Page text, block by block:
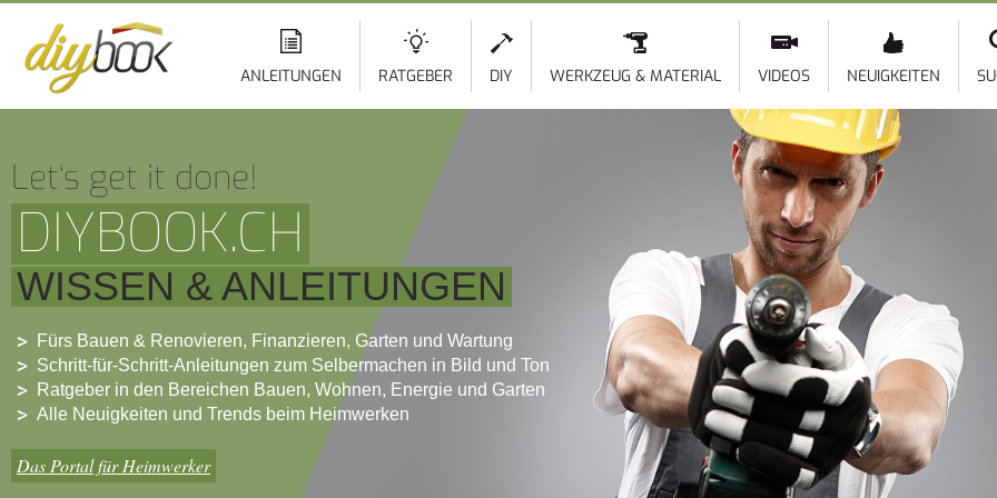
ANLEITUNGEN RATGEBER DIY WERKZEUG & MATERIAL VIDEOS NEUIGKEITEN
Let‘s get it done!
DIYBOOK.CH
WISSEN & ANLEITUNGEN
Fürs Bauen & Renovieren, Finanzieren, Garten und Wartung
Schritt-für-Schritt-Anleitungen zum Selbermachen in Bild und Ton
Ratgeber in den Bereichen Bauen, Wohnen, Energie und Garten
Alle Neuigkeiten und Trends beim Heimwerken
Das Portal für Heimwerker